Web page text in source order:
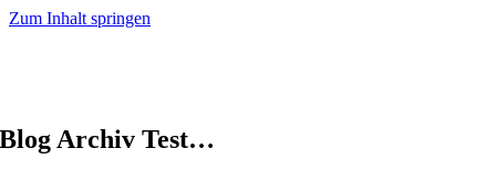
Zum Inhalt springen
Blog Archiv Test…